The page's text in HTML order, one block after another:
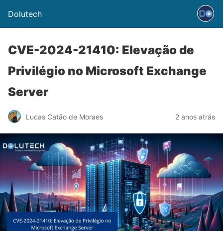
Dolutech
CVE-2024-21410: Elevação de
Privilégio no Microsoft Exchange
Server
Lucas Catão de Moraes 2 anos atrás